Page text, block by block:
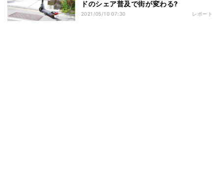
ドのシェア普及で街が変わる?
2021/05/10 07:30 レポート